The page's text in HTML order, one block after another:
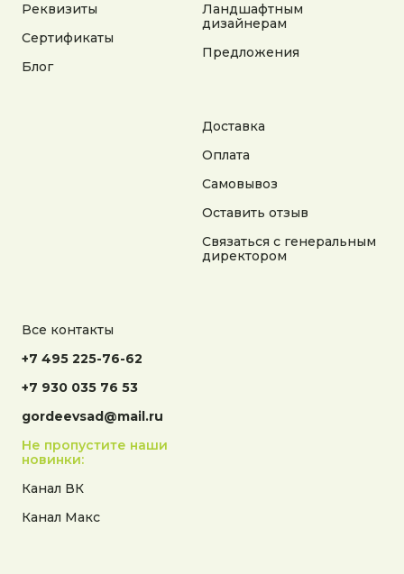
Реквизиты
Сертификаты
Блог
Ландшафтным
дизайнерам
Предложения
Доставка
Оплата
Самовывоз
Оставить отзыв
Связаться с генеральным
директором
Все контакты
+7 495 225-76-62
+7 930 035 76 53
gordeevsad@mail.ru
Не пропустите наши
новинки:
Канал ВК
Канал Макс
Разработка сайта